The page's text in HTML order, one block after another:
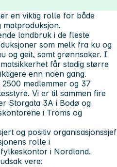
en viktig rolle for både
matproduksjon.
landbruk i de fleste
som melk fra ku og
og geit, samt grønnsaker. I
får stadig større
enn noen gang.
medlemmer og 37
Vi er til sammen fire
Storgata 3A i Bodø og
i Troms og
og positiv organisasjonssjef
rolle i
i Nordland.
vere: